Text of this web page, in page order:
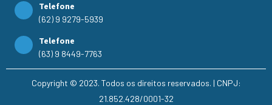
Telefone
(62) 9 9279-5939
Telefone
(63) 9 8449-7763
Copyright © 2023. Todos os direitos reservados. | CNPJ:
21.852.428/0001-32